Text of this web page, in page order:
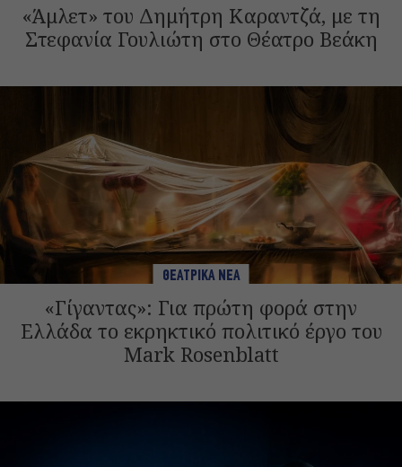
«Άμλετ» του Δημήτρη Καραντζά, με τη
Στεφανία Γουλιώτη στο Θέατρο Βεάκη
ΘΕΑΤΡΙΚΑ ΝΕΑ
«Γίγαντας»: Για πρώτη φορά στην
Ελλάδα το εκρηκτικό πολιτικό έργο του
Mark Rosenblatt